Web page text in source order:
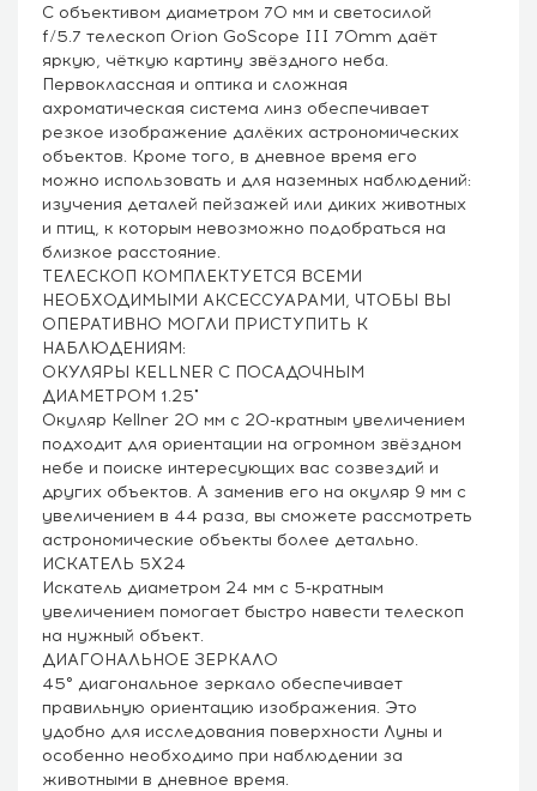
С объективом диаметром 70 мм и светосилой
f/5.7 телескоп Orion GoScope III 70mm даёт
яркую, чёткую картину звёздного неба.
Первоклассная и оптика и сложная
ахроматическая система линз обеспечивает
резкое изображение далёких астрономических
объектов. Кроме того, в дневное время его
можно использовать и для наземных наблюдений:
изучения деталей пейзажей или диких животных
и птиц, к которым невозможно подобраться на
близкое расстояние.
ТЕЛЕСКОП КОМПЛЕКТУЕТСЯ ВСЕМИ
НЕОБХОДИМЫМИ АКСЕССУАРАМИ, ЧТОБЫ ВЫ
ОПЕРАТИВНО МОГЛИ ПРИСТУПИТЬ К
НАБЛЮДЕНИЯМ:
ОКУЛЯРЫ KELLNER С ПОСАДОЧНЫМ
ДИАМЕТРОМ 1.25"
Окуляр Kellner 20 мм с 20-кратным увеличением
подходит для ориентации на огромном звёздном
небе и поиске интересующих вас созвездий и
других объектов. А заменив его на окуляр 9 мм с
увеличением в 44 раза, вы сможете рассмотреть
астрономические объекты более детально.
ИСКАТЕЛЬ 5Х24
Искатель диаметром 24 мм с 5-кратным
увеличением помогает быстро навести телескоп
на нужный объект.
ДИАГОНАЛЬНОЕ ЗЕРКАЛО
45° диагональное зеркало обеспечивает
правильную ориентацию изображения. Это
удобно для исследования поверхности Луны и
особенно необходимо при наблюдении за
животными в дневное время.